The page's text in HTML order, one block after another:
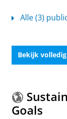
Alle (3)
Bekijk
Goals